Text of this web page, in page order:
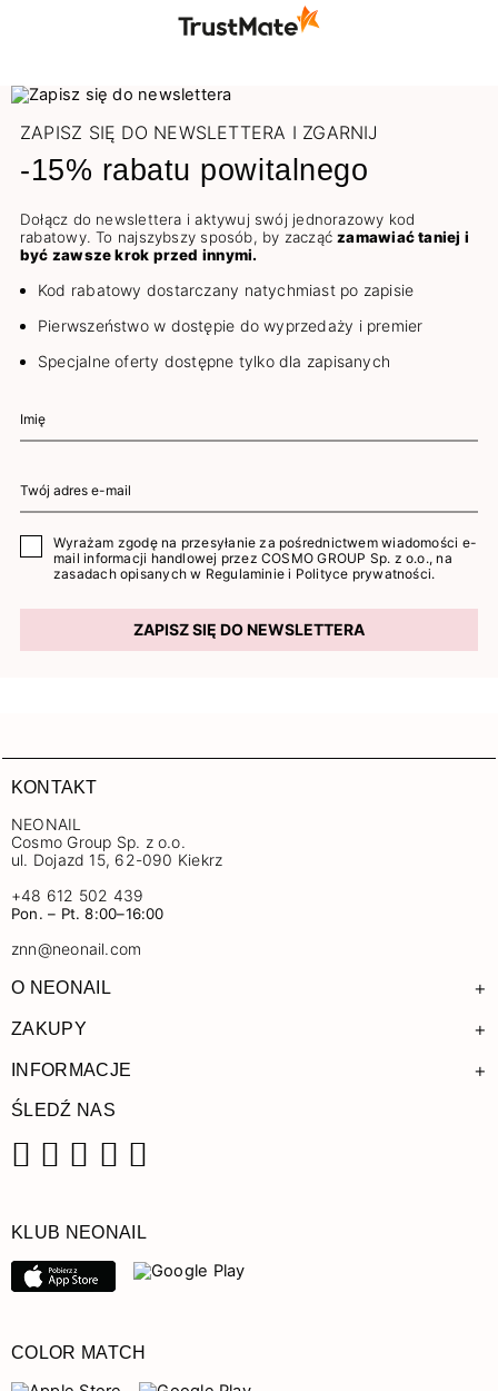
ZAPISZ SIĘ DO NEWSLETTERA I ZGARNIJ
-15% rabatu powitalnego
Dołącz do newslettera i aktywuj swój jednorazowy kod
rabatowy. To najszybszy sposób, by zacząćzamawiać taniej i
być zawsze krok przed innymi.
Kod rabatowy dostarczany natychmiast po zapisie
Pierwszeństwo w dostępie do wyprzedaży i premier
Specjalne oferty dostępne tylko dla zapisanych
Wyrażam zgodę na przesyłanie za pośrednictwem wiadomości e-
mail informacji handlowej przez COSMO GROUP Sp. z o.o., na
zasadach opisanych w Regulaminie i Polityce prywatności.
ZAPISZ SIĘ DO NEWSLETTERA
KONTAKT
NEONAIL
Cosmo Group Sp. z o.o.
ul. Dojazd 15, 62-090 Kiekrz
+48 612 502 439
Pon. – Pt. 8:00–16:00
znn@neonail.com
O NEONAIL +
ZAKUPY +
INFORMACJE +
ŚLEDŹ NAS
KLUB NEONAIL
COLOR MATCH